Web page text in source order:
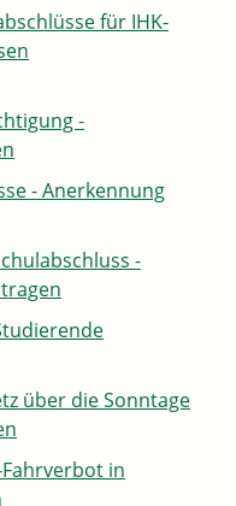
für IHK-
-
- Anerkennung
-
über die Sonntage
in